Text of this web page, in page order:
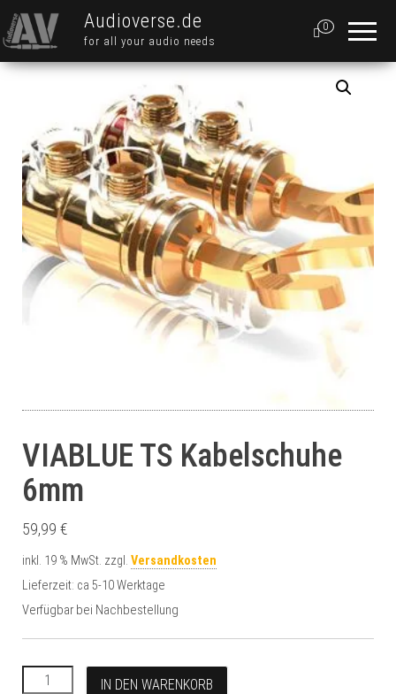
Audioverse.de
for all your audio needs
0
VIABLUE TS Kabelschuhe
6mm
59,99 €
inkl. 19 % MwSt. zzgl. Versandkosten
Lieferzeit: ca 5-10 Werktage
Verfügbar bei Nachbestellung
VIABLUE TS Kabelschuhe 6mm Menge
IN DEN WARENKORB